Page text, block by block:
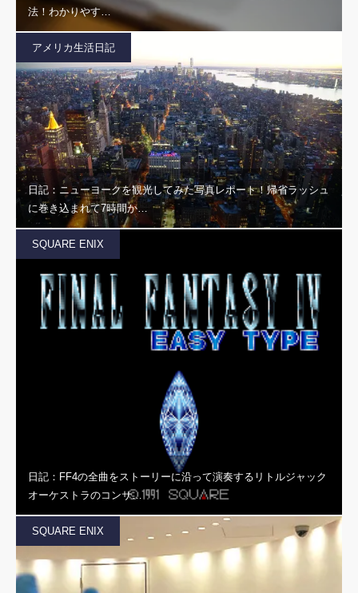
法！わかりやす…
アメリカ生活日記
日記：ニューヨークを観光してみた写真レポート！帰省ラッシュ
に巻き込まれて7時間か…
SQUARE ENIX
日記：FF4の全曲をストーリーに沿って演奏するリトルジャック
オーケストラのコンサ…
SQUARE ENIX